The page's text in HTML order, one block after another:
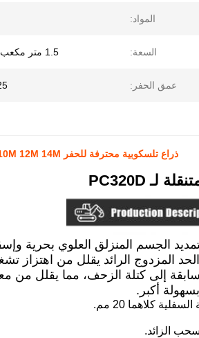
المواد:
السعة: 1.5 متر مكعب، 2.2 متر مكعب
عمق الحفر: 25 م، 30
ذراع تلسكوبية محترفة للحفر 10M 12M 14M ذراع متنقلة لـ PC320D
الجسم المنزلق العلوي بحرية
الحد المزدوج الرائد يقلل من اهتزاز
إلى كتلة الزحف، مما يقلل من
أكبر.